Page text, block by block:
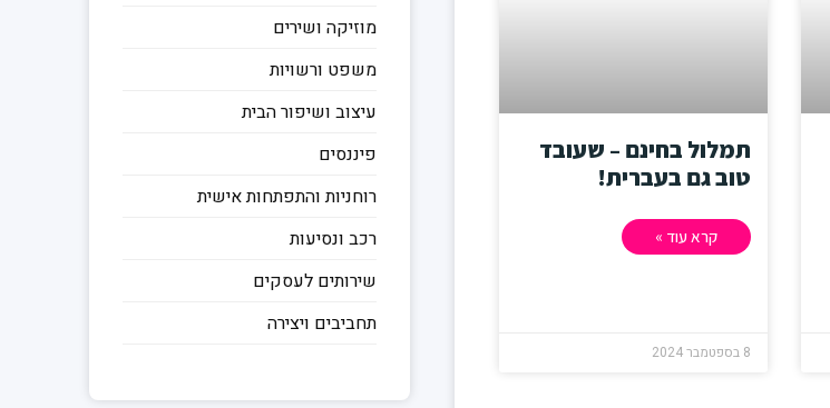
תמלול בחינם – שעובד
טוב גם בעברית!
קרא עוד »
8 בספטמבר 2024
מוזיקה ושירים
משפט ורשויות
עיצוב ושיפור הבית
פיננסים
רוחניות והתפתחות אישית
רכב ונסיעות
שירותים לעסקים
תחביבים ויצירה